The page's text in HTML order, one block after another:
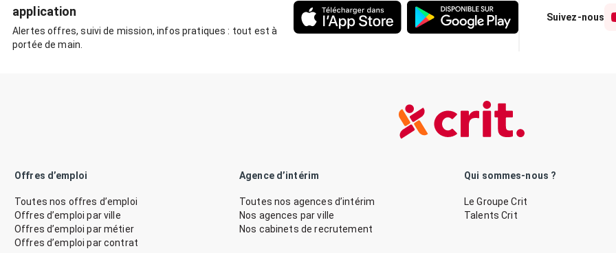
application
Alertes offres, suivi de mission, infos pratiques : tout est à
portée de main.
Suivez-nous
Offres d’emploi
Toutes nos offres d’emploi
Offres d’emploi par ville
Offres d’emploi par métier
Offres d’emploi par contrat
Agence d’intérim
Toutes nos agences d’intérim
Nos agences par ville
Nos cabinets de recrutement
Qui sommes-nous ?
Le Groupe Crit
Talents Crit